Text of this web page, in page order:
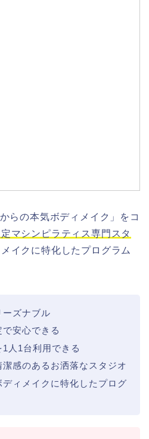
らの本気ボディメイク」をコ
マシンピラティス専門スタ
イクに特化したプログラム
ーズナブル
安心できる
1人1台利用できる
潔感のあるお洒落なスタジオ
ディメイクに特化したプログ